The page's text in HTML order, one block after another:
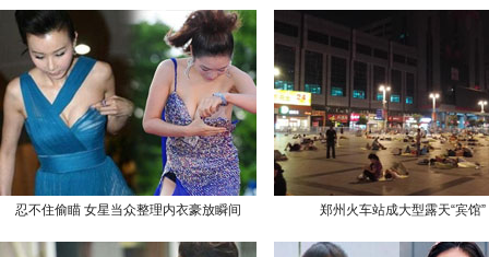
忍不住偷瞄 女星当众整理内衣豪放瞬间 郑州火车站成大型露天“宾馆”